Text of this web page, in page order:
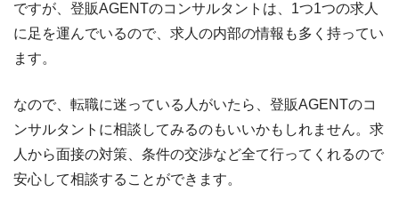
ですが、登販AGENTのコンサルタントは、1つ1つの求人
に足を運んでいるので、求人の内部の情報も多く持ってい
ます。
なので、転職に迷っている人がいたら、登販AGENTのコ
ンサルタントに相談してみるのもいいかもしれません。求
人から面接の対策、条件の交渉など全て行ってくれるので
安心して相談することができます。